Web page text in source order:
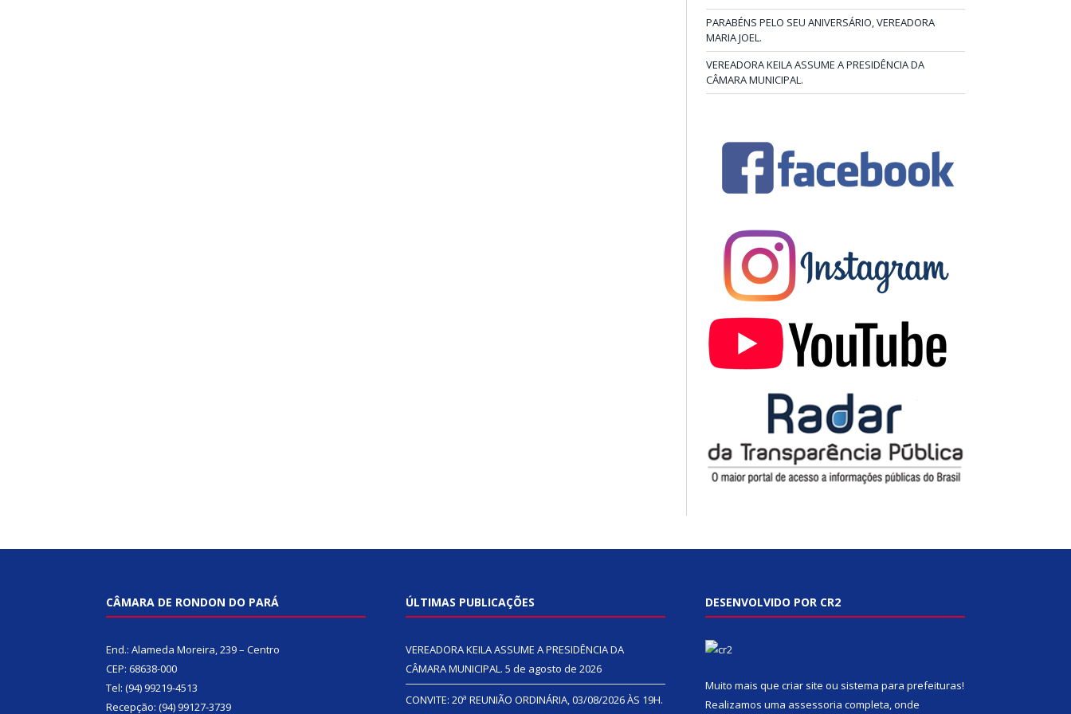
PARABÉNS PELO SEU ANIVERSÁRIO, VEREADORA
MARIA JOEL.
VEREADORA KEILA ASSUME A PRESIDÊNCIA DA
CÂMARA MUNICIPAL.
CÂMARA DE RONDON DO PARÁ
End.: Alameda Moreira, 239 – Centro
CEP: 68638-000
Tel: (94) 99219-4513
Recepção: (94) 99127-3739
ÚLTIMAS PUBLICAÇÕES
VEREADORA KEILA ASSUME A PRESIDÊNCIA DA
CÂMARA MUNICIPAL. 5 de agosto de 2026
CONVITE: 20ª REUNIÃO ORDINÁRIA, 03/08/2026 ÀS 19H.
DESENVOLVIDO POR CR2
Muito mais que criar site ou sistema para prefeituras!
Realizamos uma assessoria completa, onde